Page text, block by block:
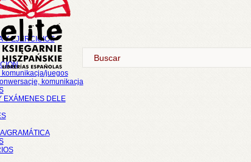
Y EJERCICIOS
komunikacja/juegos
komunikacja
EXÁMENES DELE
GRAMÁTICA